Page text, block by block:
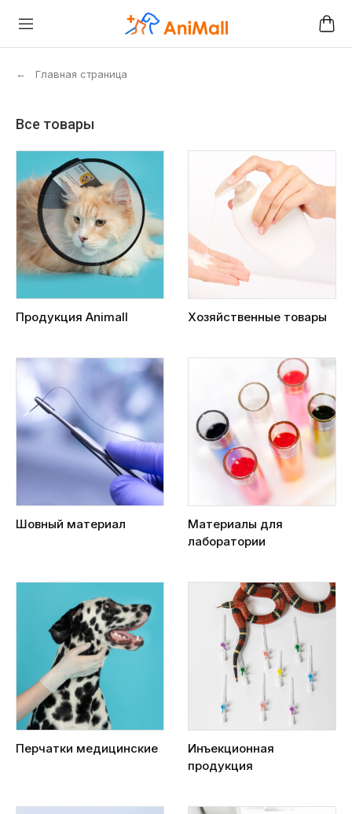
← Главная страница
Все товары
Продукция Animall Хозяйственные товары
Шовный материал
Материалы для
лаборатории
Перчатки медицинские
Инъекционная
продукция